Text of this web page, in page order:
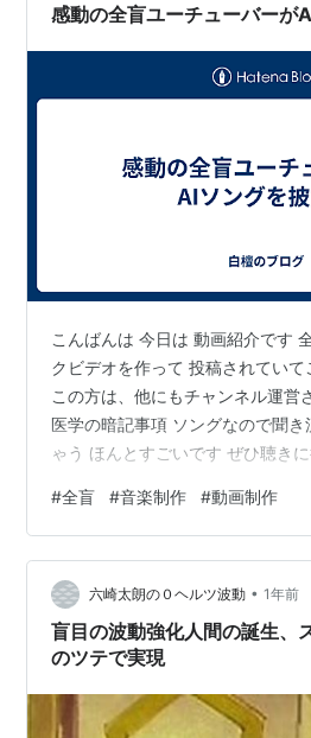
感動の全盲ユーチューバーが
こんばんは 今日は 動画紹介です
クビデオを作って 投稿されてい
この方は、他にもチャンネル運営
医学の暗記事項 ソングなので聞
ゃう ほんとすごいです ぜひ聴き
いませ！ 以下、動画の概要欄から
2025/04/19 春の花粉症（Ⅰ型アレ
を、キャッチーなAIソングで丸ご
ね？カユイよね？なんでだろうね
作成過程について 私は目が見えな
#全盲 #音楽制作 #動画制作
六崎太朗の０ヘルツ波動 • 1年前
盲目の波動強化人間の誕生、
のツテで実現